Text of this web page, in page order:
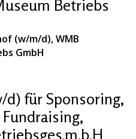
Betriebs
(w/m/d), WMB
GmbH
für Sponsoring,